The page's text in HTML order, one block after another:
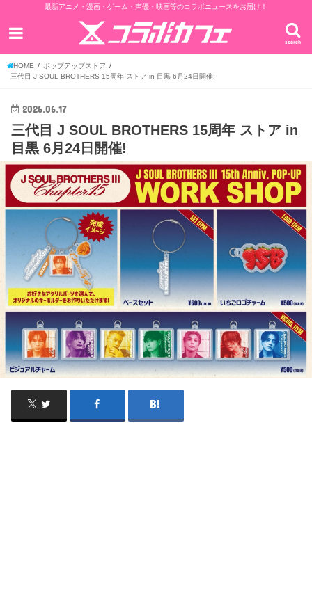
最新アニメ・漫画・ゲーム・声優・映画等のコラボニュースをお届け！
search
HOME
ポップアップストア
三代目 J SOUL BROTHERS 15周年 ストア in 目黒 6月24日開催!
2026.06.17
三代目 J SOUL BROTHERS 15周年 ストア in
目黒 6月24日開催!